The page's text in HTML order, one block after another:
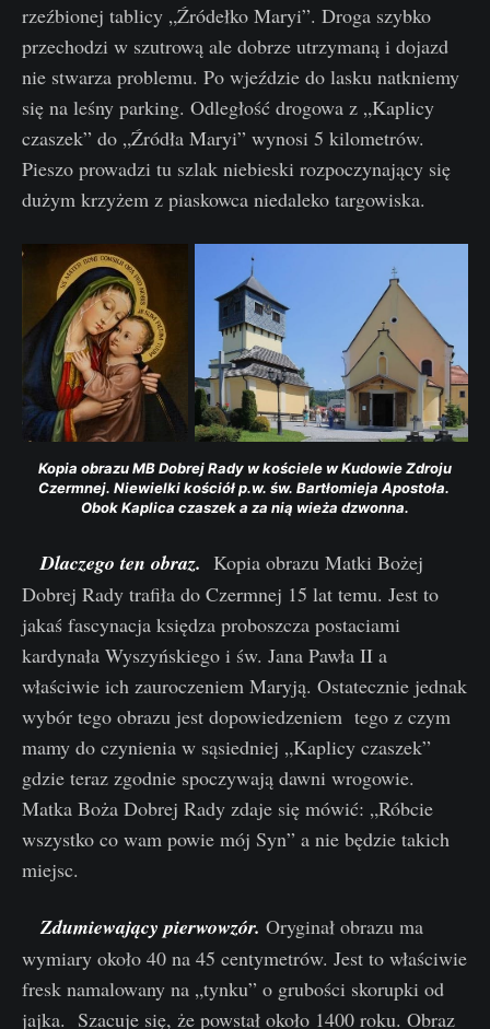
rzeźbionej tablicy „Źródełko Maryi”. Droga szybko
przechodzi w szutrową ale dobrze utrzymaną i dojazd
nie stwarza problemu. Po wjeździe do lasku natkniemy
się na leśny parking. Odległość drogowa z „Kaplicy
czaszek” do „Źródła Maryi” wynosi 5 kilometrów.
Pieszo prowadzi tu szlak niebieski rozpoczynający się
dużym krzyżem z piaskowca niedaleko targowiska.
Kopia obrazu MB Dobrej Rady w kościele w Kudowie Zdroju
Czermnej. Niewielki kościół p.w. św. Bartłomieja Apostoła.
Obok Kaplica czaszek a za nią wieża dzwonna.
Dlaczego ten obraz. Kopia obrazu Matki Bożej
Dobrej Rady trafiła do Czermnej 15 lat temu. Jest to
jakaś fascynacja księdza proboszcza postaciami
kardynała Wyszyńskiego i św. Jana Pawła II a
właściwie ich zauroczeniem Maryją. Ostatecznie jednak
wybór tego obrazu jest dopowiedzeniem tego z czym
mamy do czynienia w sąsiedniej „Kaplicy czaszek”
gdzie teraz zgodnie spoczywają dawni wrogowie.
Matka Boża Dobrej Rady zdaje się mówić: „Róbcie
wszystko co wam powie mój Syn” a nie będzie takich
miejsc.
Zdumiewający pierwowzór. Oryginał obrazu ma
wymiary około 40 na 45 centymetrów. Jest to właściwie
fresk namalowany na „tynku” o grubości skorupki od
jajka. Szacuje się, że powstał około 1400 roku. Obraz